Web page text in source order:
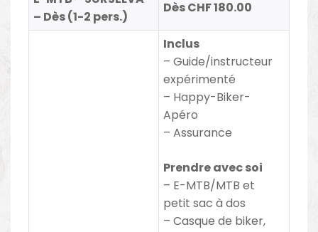
– Dès (1-2 pers.)
Dès CHF 180.00
Inclus
– Guide/instructeur
expérimenté
– Happy-Biker-
Apéro
– Assurance
Prendre avec soi
– E-MTB/MTB et
petit sac à dos
– Casque de biker,